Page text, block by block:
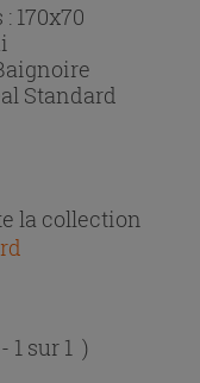
: 170x70
Standard
la collection
1 sur 1 )